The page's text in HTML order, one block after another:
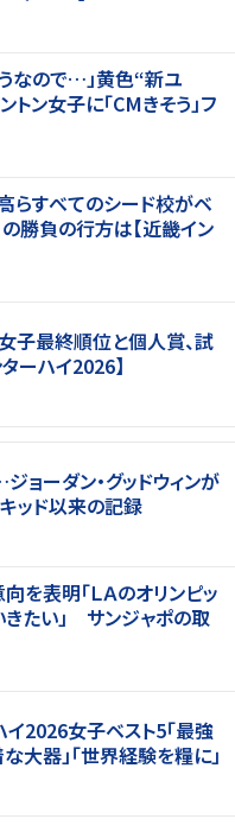
なので…」黄色“新ユ
ン女子に「CMきそう」フ
らすべてのシード校がベ
勝負の行方は【近畿イン
最終順位と個人賞、試
ーハイ2026】
ーダン・グッドウィンが
ッド以来の記録
を表明「ＬＡのオリンピッ
たい」 サンジャポの取
イ2026女子ベスト5「最強
大器」「世界経験を糧に」